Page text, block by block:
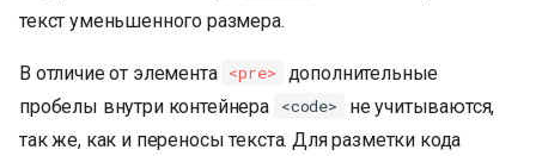
ц
я
п
текст уменьшенного размера.
В отличие от элемента <pre>
дополнительные
пробелы внутри контейнера
<code>
не учитываются,
так же, как и переносы текста. Для разметки кода